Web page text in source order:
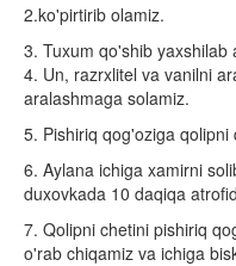
2.ko'pirtirib olamiz.
3. Tuxum qo'shib
4. Un, razrxlitel va vanilni
aralashmaga solamiz.
5. Pishiriq qog'oziga
6. Aylana ichiga xamirni
duxovkada 10 daqiqa
7. Qolipni chetini pishiriq
o'rab chiqamiz va ichiga